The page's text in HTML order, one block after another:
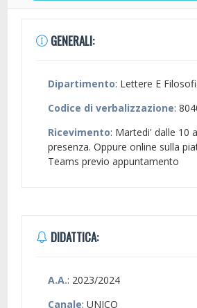
GENERALI:
Dipartimento: Lettere E
Codice di verbalizzazione:
Ricevimento: Martedi' dalle 10
presenza. Oppure online sulla
Teams previo appuntamento
DIDATTICA:
A.A.: 2023/2024
Canale: UNICO